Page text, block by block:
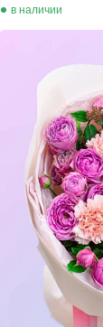
в наличии